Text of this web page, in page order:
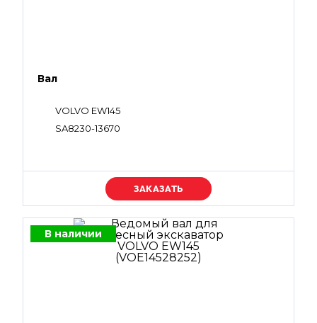
Вал
VOLVO EW145
SA8230-13670
Уточняйте цену
В наличии